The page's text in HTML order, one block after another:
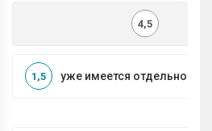
4,5
уже имеется
1,5